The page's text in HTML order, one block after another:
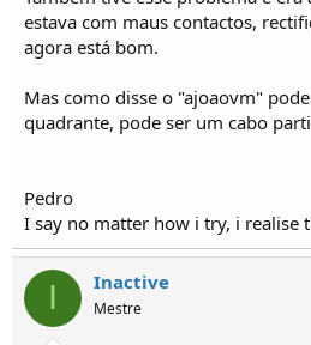
estava com maus contactos,
agora está bom.
Mas como disse o "ajoaovm"
quadrante, pode ser um cabo
Pedro
I say no matter how i try, i realise
I Inactive
Mestre